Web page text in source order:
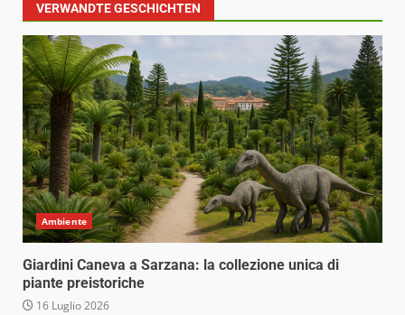
VERWANDTE GESCHICHTEN
Ambiente
Giardini Caneva a Sarzana: la collezione unica di
piante preistoriche
16 Luglio 2026